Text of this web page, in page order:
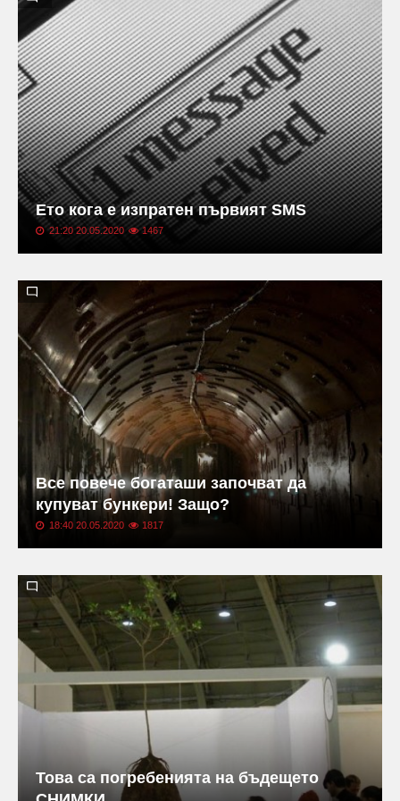
Ето кога е изпратен първият SMS
21:20 20.05.2020 1467
Все повече богаташи започват да
купуват бункери! Защо?
18:40 20.05.2020 1817
Това са погребенията на бъдещето